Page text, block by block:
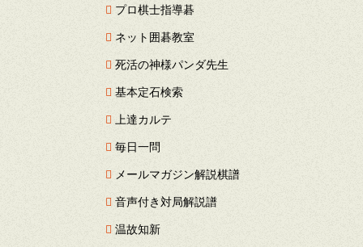
プロ棋士指導碁
ネット囲碁教室
死活の神様パンダ先生
基本定石検索
上達カルテ
毎日一問
メールマガジン解説棋譜
音声付き対局解説譜
温故知新